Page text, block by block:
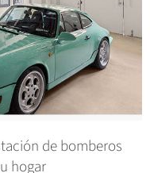
de bomberos
hogar